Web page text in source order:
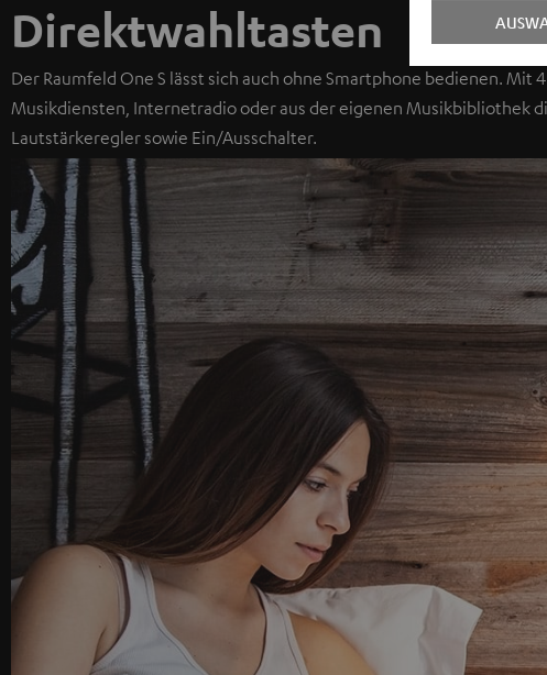
Direktwahltasten
Der Raumfeld One S lässt sich auch ohne Smartphone bedienen. Mit
Musikdiensten, Internetradio oder aus der eigenen Musikbibliothek
Lautstärkeregler sowie Ein/Ausschalter.